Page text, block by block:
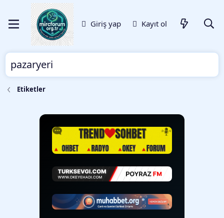
Giriş yap Kayıt ol
pazaryeri
Etiketler